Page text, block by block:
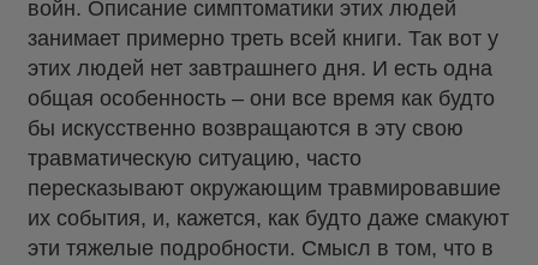
войн. Описание симптоматики этих людей
занимает примерно треть всей книги. Так вот у
этих людей нет завтрашнего дня. И есть одна
общая особенность – они все время как будто
бы искусственно возвращаются в эту свою
травматическую ситуацию, часто
пересказывают окружающим травмировавшие
их события, и, кажется, как будто даже смакуют
эти тяжелые подробности. Смысл в том, что в